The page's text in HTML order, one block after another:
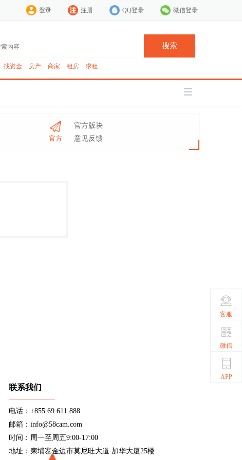
登录 注册 QQ登录 微信登录
搜索
找资金 房产 商家 租房 求租
官方
官方版块
意见反馈
联系我们
电话：+855 69 611 888
邮箱：info@58cam.com
时间：周一至周五9:00-17:00
地址：柬埔寨金边市莫尼旺大道 加华大厦25楼
客服
微信
APP